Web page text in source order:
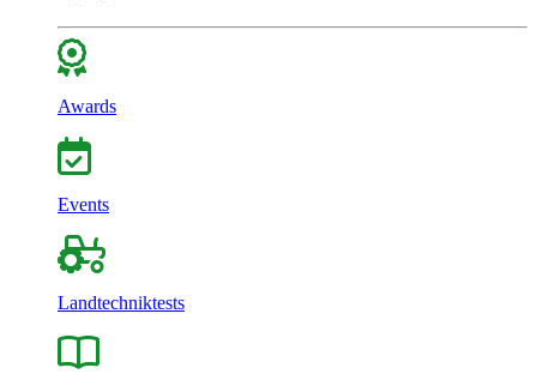
Awards
Events
Landtechniktests